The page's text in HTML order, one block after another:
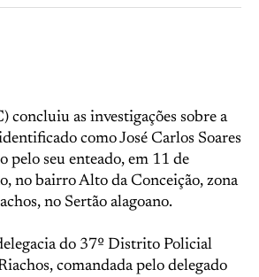
concluiu as investigações sobre a
como José Carlos Soares
pelo seu enteado, em 11 de
no bairro Alto da Conceição, zona
no Sertão alagoano.
do 37º Distrito Policial
comandada pelo delegado